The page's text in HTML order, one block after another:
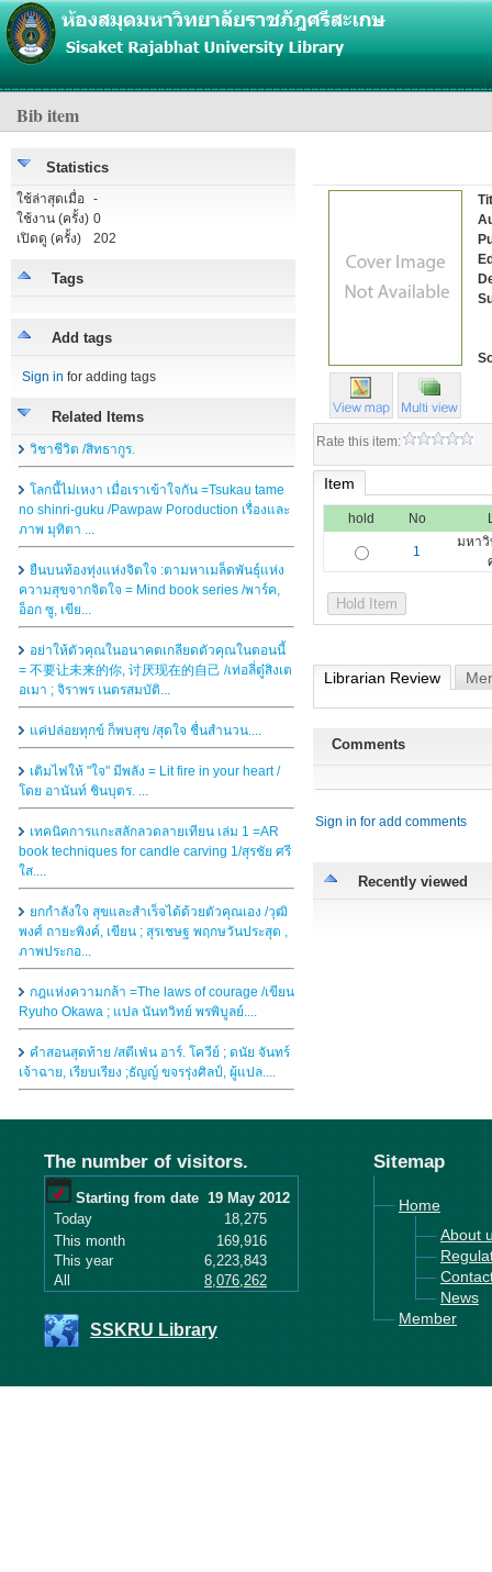
Bib item
Rate this item:
Item
hold No
1
มหาวิ
Librarian Review
Comments
Sign in for add comments
Recently viewed
Statistics
ใช้ล่าสุดเมื่อ -
ใช้งาน (ครั้ง) 0
เปิดดู (ครั้ง)
202
Tags
Add tags
Sign in for adding tags
Related Items
วิชาชีวิต /สิทธากูร.
โลกนี้ไม่เหงา เมื่อเราเข้าใจกัน =Tsukau tame
no shinri-guku /Pawpaw Poroduction เรื่องและ
ภาพ มุทิตา ...
ยืนบนท้องทุ่งแห่งจิตใจ :ตามหาเมล็ดพันธุ์แห่ง
ความสุขจากจิตใจ = Mind book series /พาร์ค,
อ็อก ซู, เขีย...
อย่าให้ตัวคุณในอนาคตเกลียดตัวคุณในตอนนี้
= 不要让未来的你, 讨厌现在的自己 /เท่อลี่ตู๋สิงเต
อเมา ; จิราพร เนตรสมบัติ...
แค่ปล่อยทุกข์ ก็พบสุข /สุดใจ ชื่นสำนวน....
เติมไฟให้ "ใจ" มีพลัง = Lit fire in your heart /
โดย อานันท์ ชินบุตร. ...
เทคนิคการแกะสลักลวดลายเทียน เล่ม 1 =AR
book techniques for candle carving 1/สุรชัย ศรี
ใส....
ยกกำลังใจ สุขและสำเร็จได้ด้วยตัวคุณเอง /วุฒิ
พงศ์ ถายะพิงค์, เขียน ; สุรเชษฐ พฤกษวันประสุต ,
ภาพประกอ...
กฎแห่งความกล้า =The laws of courage /เขียน
Ryuho Okawa ; แปล นันทวิทย์ พรพิบูลย์....
คำสอนสุดท้าย /สตีเฟ่น อาร์. โควีย์ ; ดนัย จันทร์
เจ้าฉาย, เรียบเรียง ;ธัญญ์ ขจรรุ่งศิลป์, ผู้แปล....
The number of visitors.
Starting from date 19 May 2012
Today
18,275
This month
169,916
This year
6,223,843
All
8,076,262
SSKRU Library
Sitemap
Home
About
News
Member